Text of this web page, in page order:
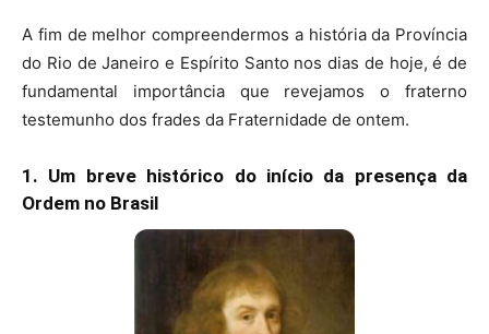
A fim de melhor compreendermos a história da Província
do Rio de Janeiro e Espírito Santo nos dias de hoje, é de
fundamental importância que revejamos o fraterno
testemunho dos frades da Fraternidade de ontem.
1. Um breve histórico do início da presença da
Ordem no Brasil